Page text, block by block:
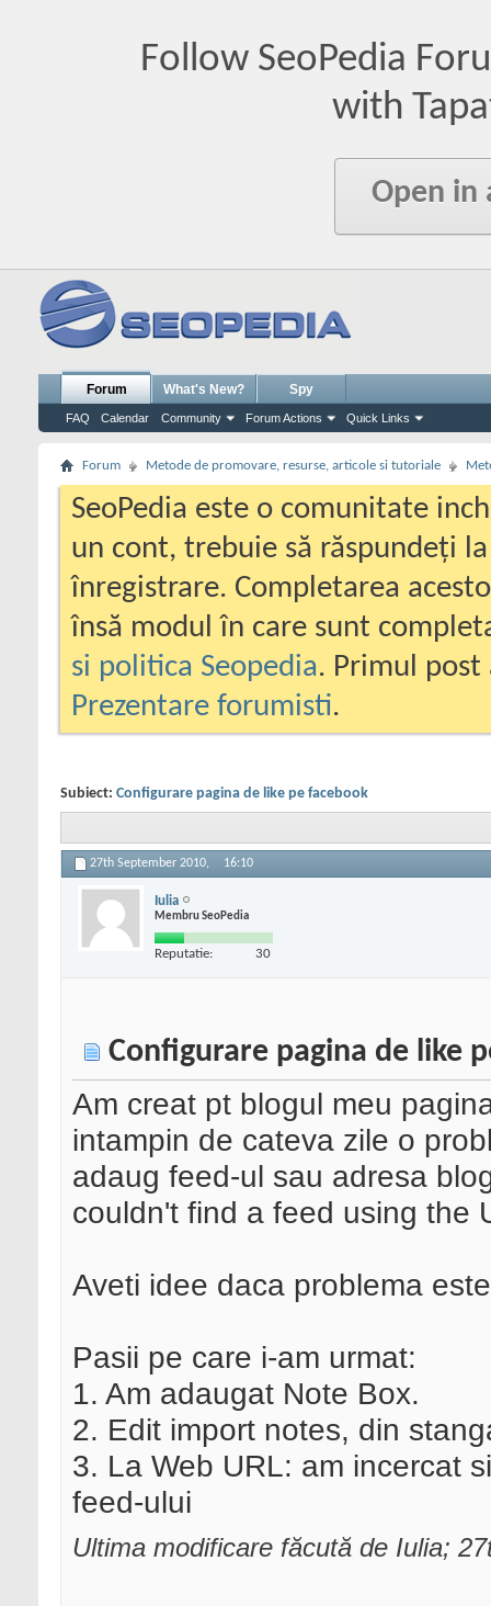
Follow SeoPedia
with
Open in
Forum
FAQ Calendar Community Forum Actions Quick Links
What's New? Spy
Forum Metode de promovare, resurse, articole si tutoriale
SeoPedia este o comunitate
un cont, trebuie să răspundeți
înregistrare. Completarea
însă modul în care sunt
si politica Seopedia. Primul
Prezentare forumisti.
Subiect: Configurare pagina de like pe facebook
27th September 2010, 16:10
Iulia
Membru SeoPedia
Reputatie: 30
Configurare pagina de like
Am creat pt blogul meu
intampin de cateva zile o
adaug feed-ul sau adresa
couldn't find a feed using the
Aveti idee daca problema
Pasii pe care i-am urmat:
1. Am adaugat Note Box.
2. Edit import notes, din
3. La Web URL: am incercat
feed-ului
Ultima modificare făcută de Iulia;